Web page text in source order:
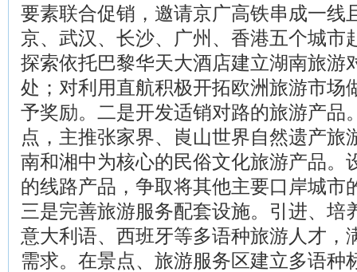
要素联合促销，邀请京广高铁串成一线
京、武汉、长沙、广州、香港五个城市
探索依托巴黎华天大酒店建立湖南旅游
处；对利用直航积极开拓欧洲旅游市场
予奖励。二是开发适销对路的旅游产品
点，主推张家界、崀山世界自然遗产旅
南和湘中为核心的民俗文化旅游产品。
的线路产品，争取将其他主要口岸城市
三是完善旅游服务配套设施。引进、培
意大利语、西班牙等多语种旅游人才，
需求。在景点、旅游服务区建立多语种